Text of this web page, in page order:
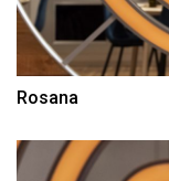
Rosana